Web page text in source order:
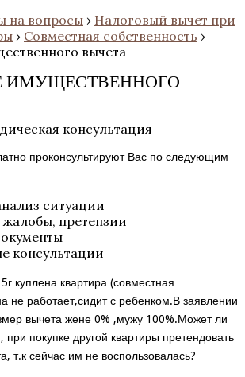
на вопросы › Налоговый вычет при
› Совместная собственность ›
вычета
ИМУЩЕСТВЕННОГО
консультация
проконсультируют Вас по следующим
ситуации
жалобы, претензии
консультации
куплена квартира (совместная
не работает,сидит с ребенком.В заявлении
вычета жене 0% ,мужу 100%.Может ли
покупке другой квартиры претендовать
т.к сейчас им не воспользовалась?